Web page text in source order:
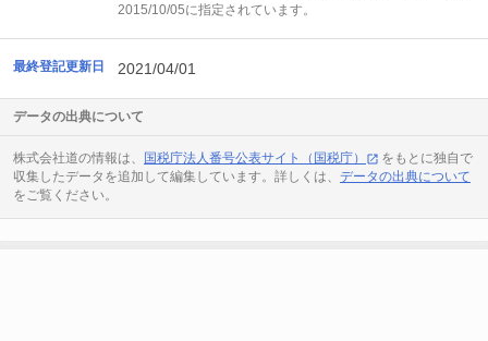
2015/10/05に指定されています。
最終登記更新日 2021/04/01
データの出典について
株式会社道の情報は、 国税庁法人番号公表サイト（国税庁）
をもとに独自で
収集したデータを追加して編集しています。詳しくは、 データの出典について
をご覧ください。